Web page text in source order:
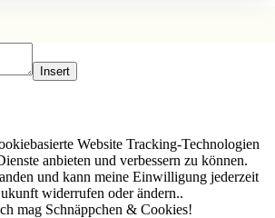
Insert
Website Tracking-Technologien
anbieten und verbessern zu können.
und kann meine Einwilligung jederzeit
widerrufen oder ändern..
mag Schnäppchen & Cookies!